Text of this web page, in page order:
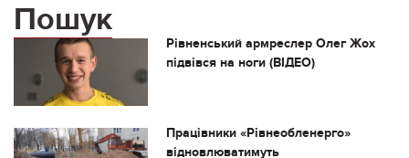
Пошук
Рівненський армреслер Олег Жох
підвівся на ноги (ВІДЕО)
Працівники «Рівнеобленерго»
відновлюватимуть